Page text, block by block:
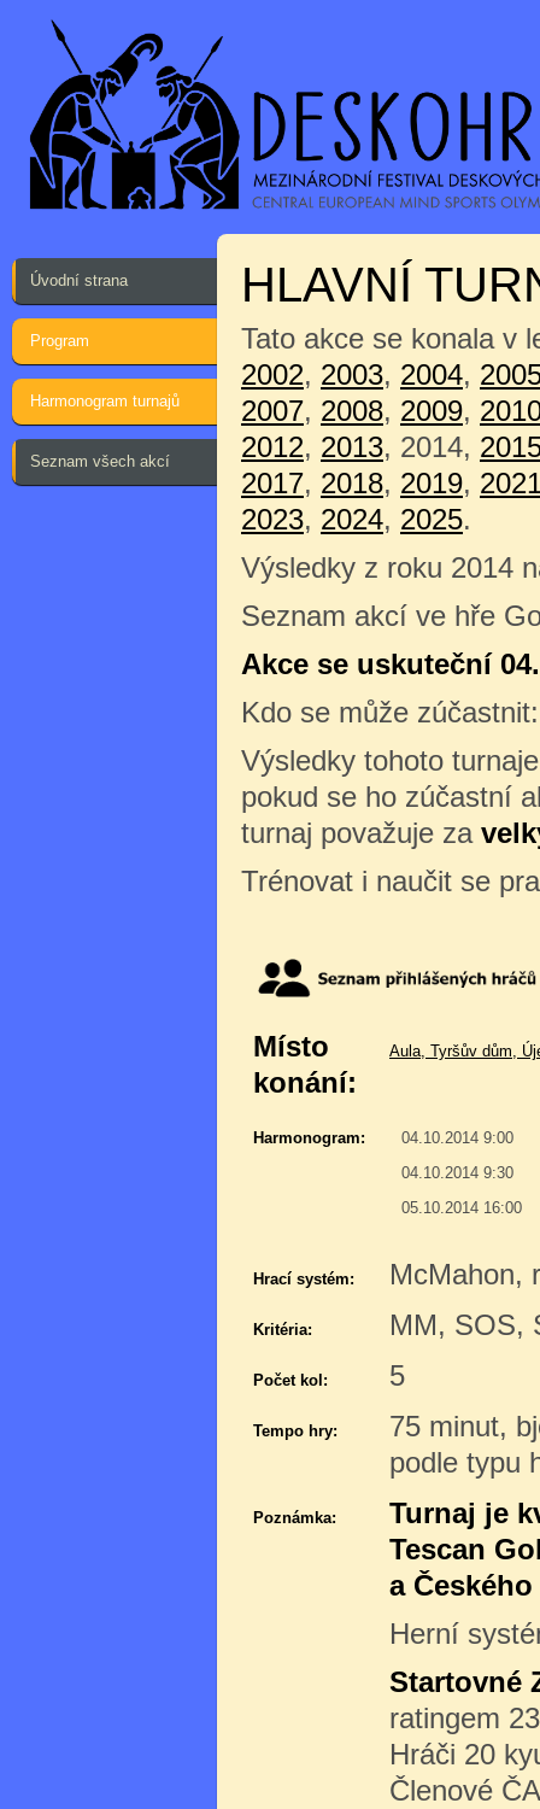
Úvodní strana
Program
Harmonogram turnajů
Seznam všech akcí
HLAVNÍ
Tato akce se konala v
2002, 2003, 2004,
2007, 2008, 2009,
2012, 2013, 2014,
2017, 2018, 2019,
2023, 2024, 2025.
Výsledky z roku 2014
Seznam akcí ve hře
Akce se uskuteční
Kdo se může
Výsledky tohoto
pokud se ho zúčastní
turnaj považuje za
Trénovat i naučit se
Místo
konání:
Aula, Tyršův dům,
Harmonogram:
04.10.2014 9:00
04.10.2014 9:30
05.10.2014 16:00
Hrací systém: McMahon,
Kritéria: MM, SOS,
Počet kol: 5
Tempo hry:
75 minut,
podle typu
Poznámka:
Turnaj je
Tescan
a
Herní
Startovné
ratingem
Hráči 20
Členové